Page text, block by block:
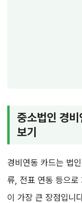
중소법인 경비
보기
경비연동 카드는 법
류, 전표 연동 등으로
이 가장 큰 장점입니